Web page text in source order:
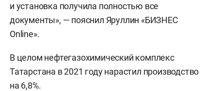
и установка получила полностью все
документы», — пояснил Яруллин «БИЗНЕС
Online».
В целом нефтегазохимический комплекс
Татарстана в 2021 году нарастил производство
на 6,8%.